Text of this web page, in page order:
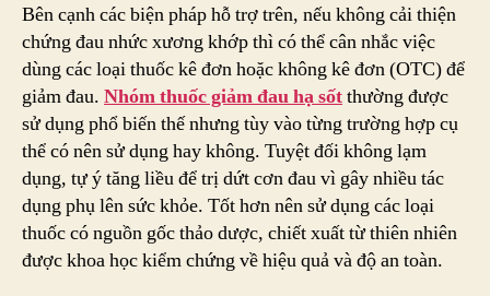
Bên cạnh các biện pháp hỗ trợ trên, nếu không cải thiện
chứng đau nhức xương khớp thì có thể cân nhắc việc
dùng các loại thuốc kê đơn hoặc không kê đơn (OTC) để
giảm đau. Nhóm thuốc giảm đau hạ sốtthường được
sử dụng phổ biến thế nhưng tùy vào từng trường hợp cụ
thể có nên sử dụng hay không. Tuyệt đối không lạm
dụng, tự ý tăng liều để trị dứt cơn đau vì gây nhiều tác
dụng phụ lên sức khỏe. Tốt hơn nên sử dụng các loại
thuốc có nguồn gốc thảo dược, chiết xuất từ thiên nhiên
được khoa học kiểm chứng về hiệu quả và độ an toàn.